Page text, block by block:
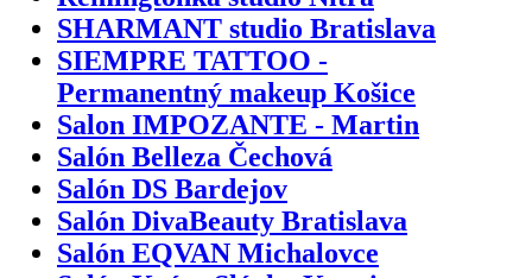
SHARMANT studio Bratislava
SIEMPRE TATTOO -
Permanentný makeup Košice
Salon IMPOZANTE - Martin
Salón Belleza Čechová
Salón DS Bardejov
Salón DivaBeauty Bratislava
Salón EQVAN Michalovce